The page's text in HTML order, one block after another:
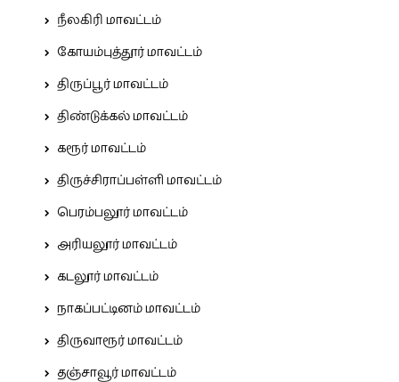
நீலகிரி மாவட்டம்
கோயம்புத்தூர் மாவட்டம்
திருப்பூர் மாவட்டம்
திண்டுக்கல் மாவட்டம்
கரூர் மாவட்டம்
திருச்சிராப்பள்ளி மாவட்டம்
பெரம்பலூர் மாவட்டம்
அரியலூர் மாவட்டம்
கடலூர் மாவட்டம்
நாகப்பட்டினம் மாவட்டம்
திருவாரூர் மாவட்டம்
தஞ்சாவூர் மாவட்டம்